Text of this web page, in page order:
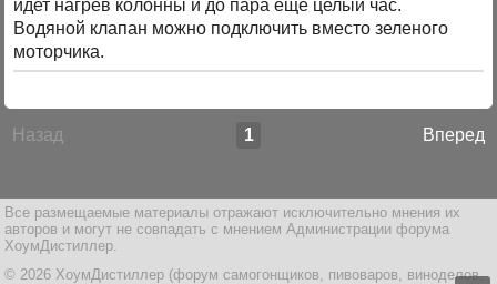
идет нагрев колонны и до пара еще целый час.
Водяной клапан можно подключить вместо зеленого
моторчика.
Назад Вперед
1
Все размещаемые материалы отражают исключительно мнения их
авторов и могут не совпадать с мнением Администрации форума
ХоумДистиллер.
© 2026 ХоумДистиллер (форум самогонщиков, пивоваров, виноделов,